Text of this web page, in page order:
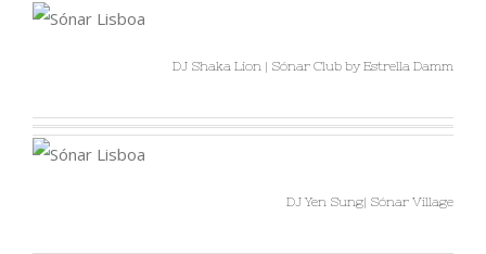
DJ Shaka Lion | Sónar Club by Estrella Damm
DJ Yen Sung| Sónar Village